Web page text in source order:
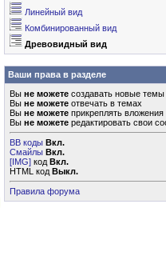
Линейный вид
Комбинированный вид
Древовидный вид
Ваши права в разделе
Вы не можете создавать новые темы
Вы не можете отвечать в темах
Вы не можете прикреплять вложения
Вы не можете редактировать свои
BB коды Вкл.
Смайлы Вкл.
[IMG] код Вкл.
HTML код Выкл.
Правила форума